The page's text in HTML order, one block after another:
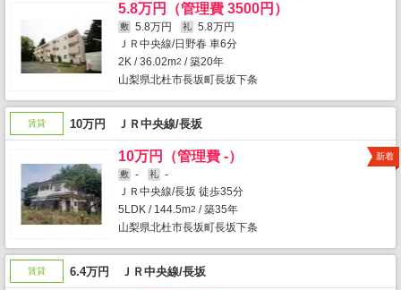
5.8万円（管理費 3500円）
敷 5.8万円 礼
5.8万円
ＪＲ中央線/日野春 車6分
2K / 36.02m2 / 築20年
山梨県北杜市長坂町長坂下条
賃貸 10万円 ＪＲ中央線/長坂
10万円（管理費 -）
敷 - 礼
-
ＪＲ中央線/長坂 徒歩35分
5LDK / 144.5m2 / 築35年
山梨県北杜市長坂町長坂下条
新着
賃貸 6.4万円 ＪＲ中央線/長坂